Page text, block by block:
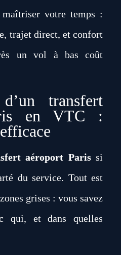
votre temps :
trajet direct, et confort
un vol à bas coût
transfert
en VTC :
aéroport Parissi
du service. Tout est
grises : vous savez
qui, et dans quelles